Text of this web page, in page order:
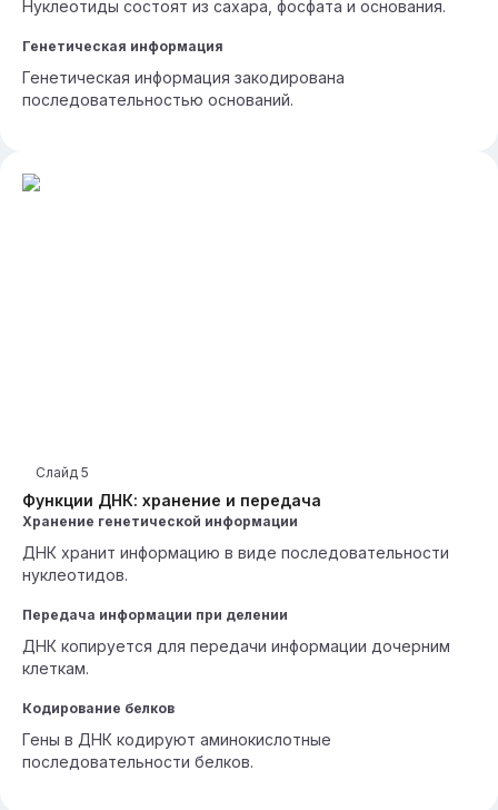
Нуклеотиды состоят из сахара, фосфата и основания.
Генетическая информация
Генетическая информация закодирована
последовательностью оснований.
Функции ДНК: хранение и передача
Слайд 5
Хранение генетической информации
ДНК хранит информацию в виде последовательности
нуклеотидов.
Передача информации при делении
ДНК копируется для передачи информации дочерним
клеткам.
Кодирование белков
Гены в ДНК кодируют аминокислотные
последовательности белков.